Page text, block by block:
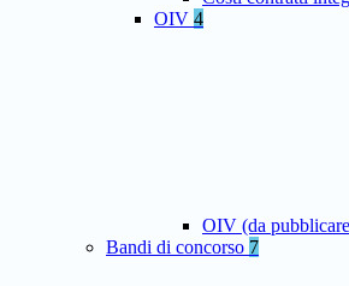
OIV 4
OIV (da
Bandi di concorso 7